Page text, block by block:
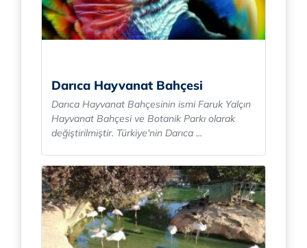
Darıca Hayvanat Bahçesi
Darıca Hayvanat Bahçesinin ismi Faruk Yalçın
Hayvanat Bahçesi ve Botanik Parkı olarak
değiştirilmiştir. Türkiye'nin Darıca ...